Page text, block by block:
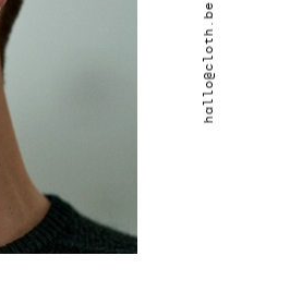
hallo@cloth.be